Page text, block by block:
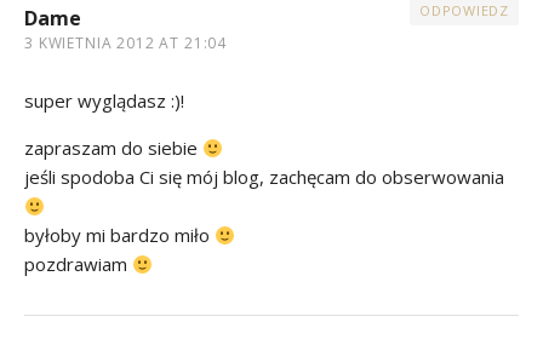
Dame
3 KWIETNIA 2012 AT 21:04
ODPOWIEDZ
super wyglądasz :)!
zapraszam do siebie
jeśli spodoba Ci się mój blog, zachęcam do obserwowania
byłoby mi bardzo miło
pozdrawiam